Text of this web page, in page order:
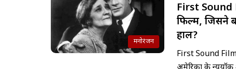
मनोरंजन
First Sound
फिल्म, जिसने
हाल?
First Sound